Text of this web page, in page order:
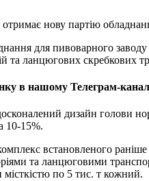
для пивоварного
та ланцюгових скребкових
в нашому Телеграм-
дизайн голови
10-15%.
встановленого
та ланцюговими
по 5 тис. т кожний.